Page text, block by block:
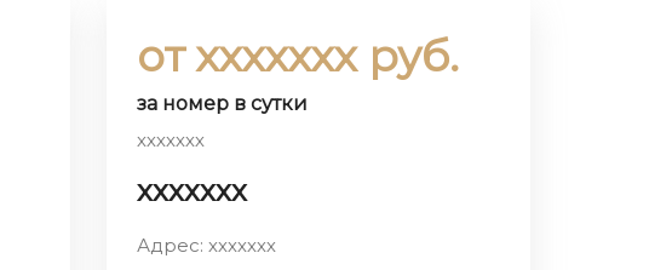
от ххххххх руб.
за номер в сутки
ххххххх
ххххххх
Адрес: ххххххх